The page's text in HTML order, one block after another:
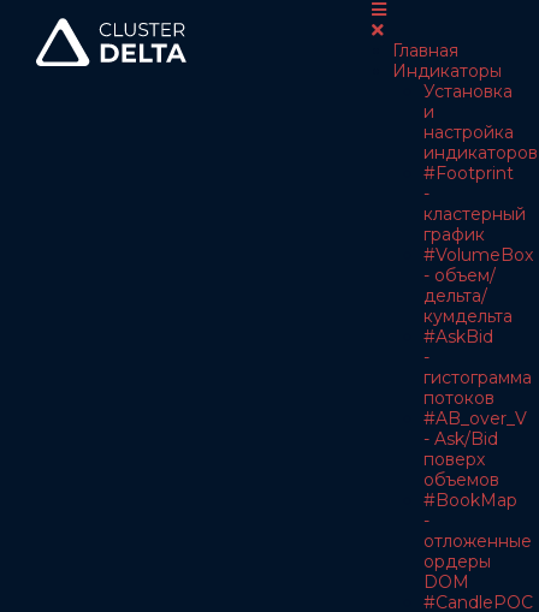
Главная
Индикаторы
Установка
и
настройка
индикаторов
#Footprint
-
кластерный
график
#VolumeBox
- объем/
дельта/
кумдельта
#AskBid
-
гистограмма
потоков
#AB_over_V
- Ask/Bid
поверх
объемов
#BookMap
-
отложенные
ордеры
DOM
#CandlePOC